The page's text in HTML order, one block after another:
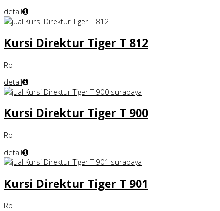
detail
Kursi Direktur Tiger T 812
Rp
detail
Kursi Direktur Tiger T 900
Rp
detail
Kursi Direktur Tiger T 901
Rp